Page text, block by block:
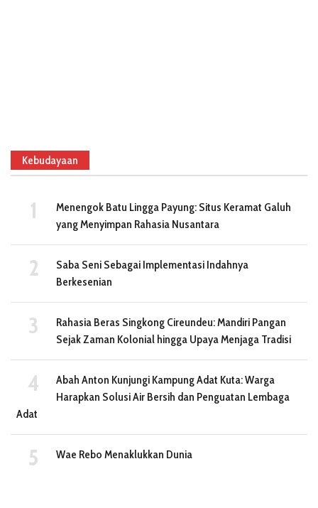
Kebudayaan
Menengok Batu Lingga Payung: Situs Keramat Galuh
yang Menyimpan Rahasia Nusantara
Saba Seni Sebagai Implementasi Indahnya
Berkesenian
Rahasia Beras Singkong Cireundeu: Mandiri Pangan
Sejak Zaman Kolonial hingga Upaya Menjaga Tradisi
Abah Anton Kunjungi Kampung Adat Kuta: Warga
Harapkan Solusi Air Bersih dan Penguatan Lembaga
Adat
Wae Rebo Menaklukkan Dunia